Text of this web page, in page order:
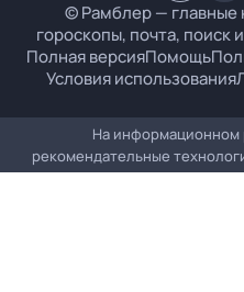
© Рамблер — главные
гороскопы, почта, поиск
Полная версияПомощь
Условия использования
На информационном
рекомендательные